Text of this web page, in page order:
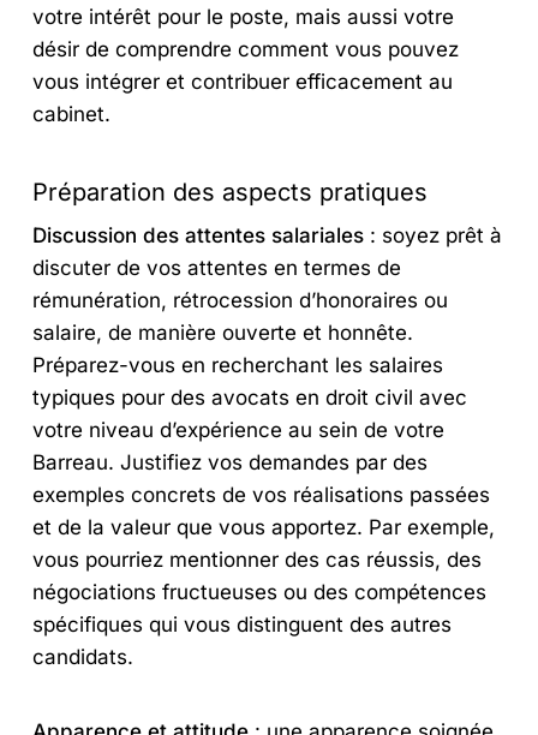
votre intérêt pour le poste, mais aussi votre
désir de comprendre comment vous pouvez
vous intégrer et contribuer efficacement au
cabinet.
Préparation des aspects pratiques
Discussion des attentes salariales: soyez prêt à
discuter de vos attentes en termes de
rémunération, rétrocession d’honoraires ou
salaire, de manière ouverte et honnête.
Préparez-vous en recherchant les salaires
typiques pour des avocats en droit civil avec
votre niveau d’expérience au sein de votre
Barreau. Justifiez vos demandes par des
exemples concrets de vos réalisations passées
et de la valeur que vous apportez. Par exemple,
vous pourriez mentionner des cas réussis, des
négociations fructueuses ou des compétences
spécifiques qui vous distinguent des autres
candidats.